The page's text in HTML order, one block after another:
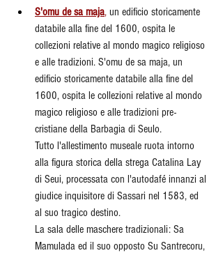
S'omu de sa maja, un edificio storicamente
databile alla fine del 1600, ospita le
collezioni relative al mondo magico religioso
e alle tradizioni. S'omu de sa maja, un
edificio storicamente databile alla fine del
1600, ospita le collezioni relative al mondo
magico religioso e alle tradizioni pre-
cristiane della Barbagia di Seulo.
Tutto l'allestimento museale ruota intorno
alla figura storica della strega Catalina Lay
di Seui, processata con l'autodafé innanzi al
giudice inquisitore di Sassari nel 1583, ed
al suo tragico destino.
La sala delle maschere tradizionali: Sa
Mamulada ed il suo opposto Su Santrecoru,